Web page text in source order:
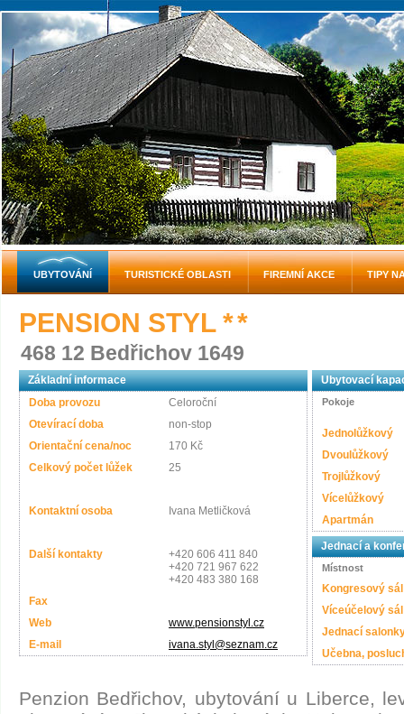
PENSION STYL * *
468 12 Bedřichov 1649
Základní informace
Doba provozu
Celoroční
Otevírací doba
non-stop
Orientační cena/noc
170 Kč
Celkový počet lůžek
25
Kontaktní osoba Ivana Metličková
Další kontakty
+420 606 411 840
+420 721 967 622
+420 483 380 168
Fax
Web
www.pensionstyl.cz
E-mail
ivana.styl@seznam.cz
Ubytovací
Pokoje
Jednolůžkový
Dvoulůžkový
Trojlůžkový
Vícelůžkový
Apartmán
Jednací a
Místnost
Kongresový sál
Víceúčelový sál
Jednací
Učebna,
Penzion Bedřichov, ubytování u Liberce,
UBYTOVÁNÍ TURISTICKÉ OBLASTI FIREMNÍ AKCE TIPY